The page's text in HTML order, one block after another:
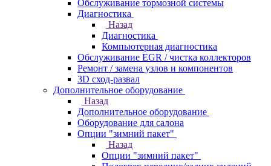
Обслуживание тормозной системы
Диагностика
Назад
Диагностика
Компьютерная диагностика
Обслуживание EGR / чистка коллекторов
Ремонт / замена узлов и компонентов
3D сход-развал
Дополнительное оборудование
Назад
Дополнительное оборудование
Оборудование для салона
Опции "зимний пакет"
Назад
Опции "зимний пакет"